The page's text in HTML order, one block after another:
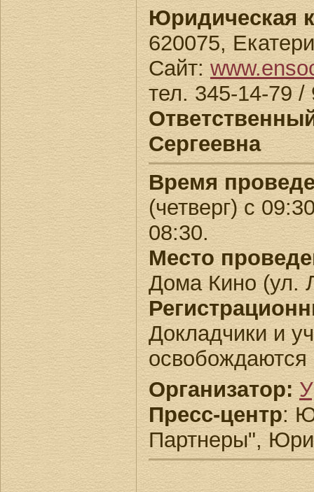
Юридическая
620075,
Сайт:
тел. 345-14-79 /
Сергеевна
Время
(четверг) с
08:30.
Место
Дома Кино (ул.
Докладчики и
освобождаются
Организатор:
Пресс-центр:
Партнеры",